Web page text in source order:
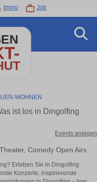
Immo Job
WOHNEN
ist los in Dingolfing
Events anlegen
Comedy Open Airs
Erleben Sie in Dingolfing
Konzerte, inspirierende